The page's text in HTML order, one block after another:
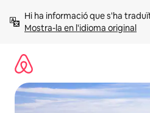
Mostra-la en l'idioma original